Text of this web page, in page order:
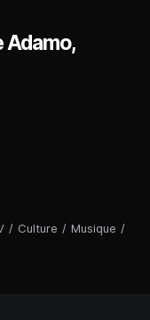
/ Culture / Musique /
Adamo,